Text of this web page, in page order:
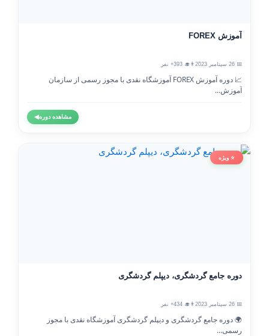
آموزش FOREX
📅 26 سپتامبر 2023 👨‍🎓 393+ نفر
📈 دوره آموزش FOREX آموزشگاه نقدی با مجوز رسمی از سازمان
آموزش...
مشاهده دوره◀
⭐ ویژه
دوره جامع گردشگری، دیپلم گردشگری
📅 26 سپتامبر 2023 👨‍🎓 434+ نفر
🌍 دوره جامع گردشگری و دیپلم گردشگری آموزشگاه نقدی با مجوز
رسمی...